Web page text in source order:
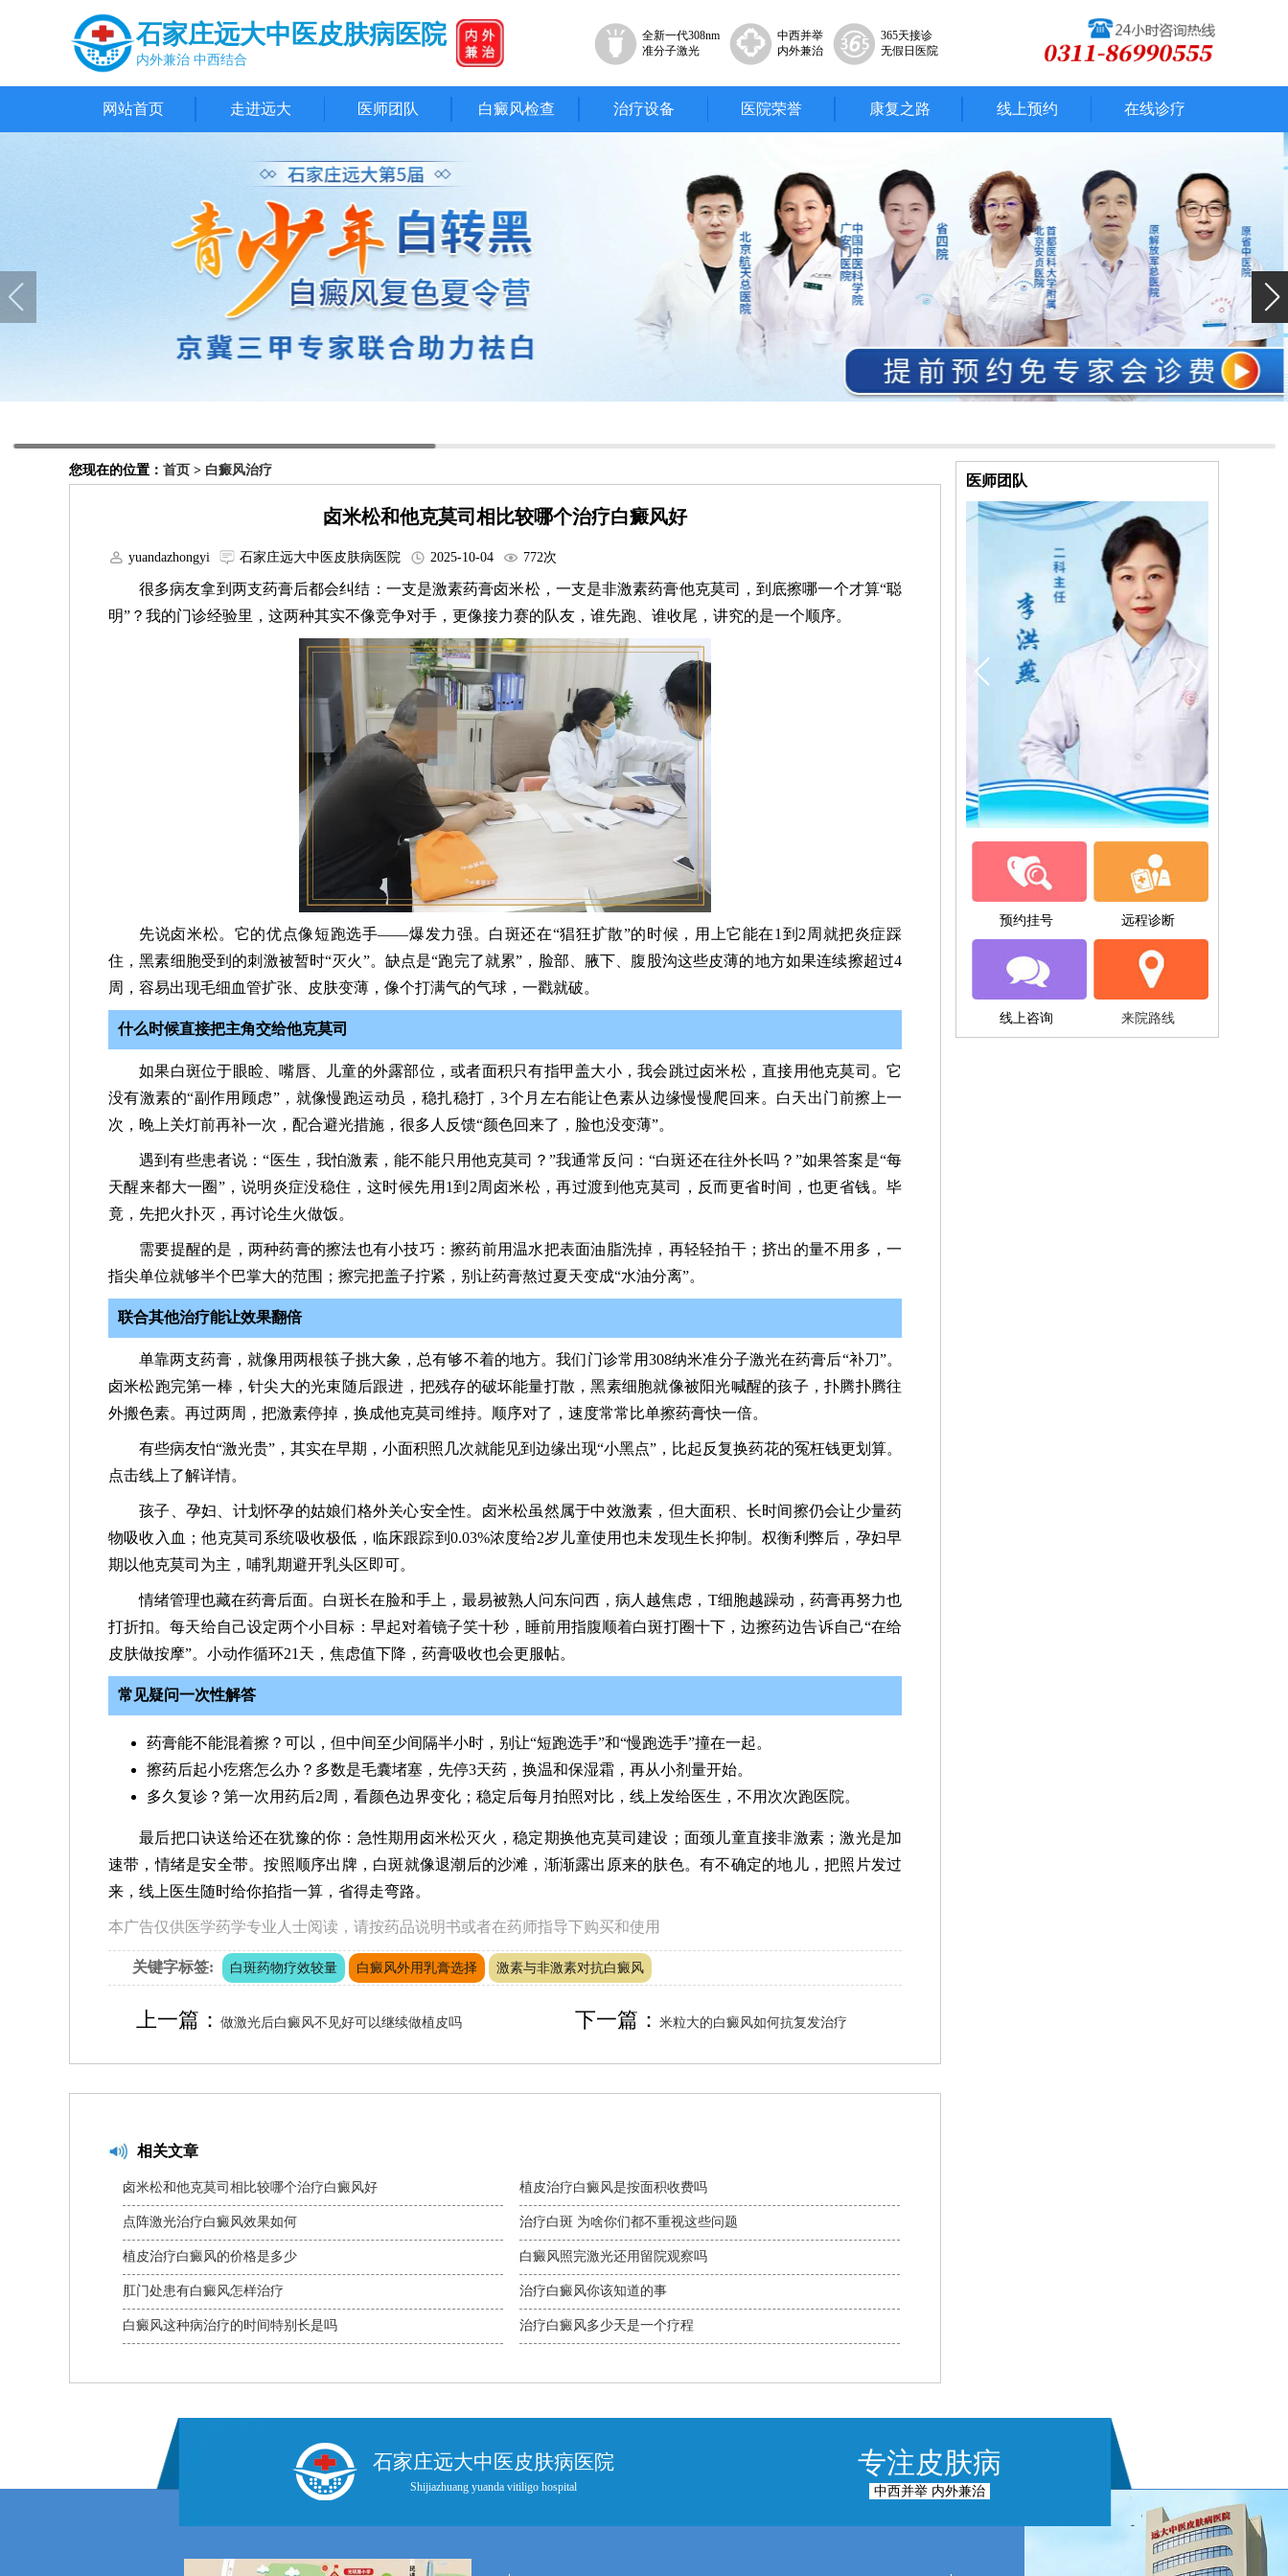
石家庄远大中医皮肤病医院
内外兼治 中西结合
全新一代308nm
准分子激光
中西并举
内外兼治
365天接诊
无假日医院
网站首页 走进远大 医师团队 白癜风检查 治疗设备 医院荣誉 康复之路 线上预约 在线诊疗
您现在的位置： 首页 > 白癜风治疗
卤米松和他克莫司相比较哪个治疗白癜风好
yuandazhongyi 石家庄远大中医皮肤病医院 2025-10-04 772次
很多病友拿到两支药膏后都会纠结：一支是激素药膏卤米松，一支是非激素药膏他克莫司，到底擦哪一个才算“聪
明”？我的门诊经验里，这两种其实不像竞争对手，更像接力赛的队友，谁先跑、谁收尾，讲究的是一个顺序。
先说卤米松。它的优点像短跑选手——爆发力强。白斑还在“猖狂扩散”的时候，用上它能在1到2周就把炎症踩
住，黑素细胞受到的刺激被暂时“灭火”。缺点是“跑完了就累”，脸部、腋下、腹股沟这些皮薄的地方如果连续擦超过4
周，容易出现毛细血管扩张、皮肤变薄，像个打满气的气球，一戳就破。
什么时候直接把主角交给他克莫司
如果白斑位于眼睑、嘴唇、儿童的外露部位，或者面积只有指甲盖大小，我会跳过卤米松，直接用他克莫司。它
没有激素的“副作用顾虑”，就像慢跑运动员，稳扎稳打，3个月左右能让色素从边缘慢慢爬回来。白天出门前擦上一
次，晚上关灯前再补一次，配合避光措施，很多人反馈“颜色回来了，脸也没变薄”。
遇到有些患者说：“医生，我怕激素，能不能只用他克莫司？”我通常反问：“白斑还在往外长吗？”如果答案是“每
天醒来都大一圈”，说明炎症没稳住，这时候先用1到2周卤米松，再过渡到他克莫司，反而更省时间，也更省钱。毕
竟，先把火扑灭，再讨论生火做饭。
需要提醒的是，两种药膏的擦法也有小技巧：擦药前用温水把表面油脂洗掉，再轻轻拍干；挤出的量不用多，一
指尖单位就够半个巴掌大的范围；擦完把盖子拧紧，别让药膏熬过夏天变成“水油分离”。
联合其他治疗能让效果翻倍
单靠两支药膏，就像用两根筷子挑大象，总有够不着的地方。我们门诊常用308纳米准分子激光在药膏后“补刀”。
卤米松跑完第一棒，针尖大的光束随后跟进，把残存的破坏能量打散，黑素细胞就像被阳光喊醒的孩子，扑腾扑腾往
外搬色素。再过两周，把激素停掉，换成他克莫司维持。顺序对了，速度常常比单擦药膏快一倍。
有些病友怕“激光贵”，其实在早期，小面积照几次就能见到边缘出现“小黑点”，比起反复换药花的冤枉钱更划算。
点击线上了解详情。
孩子、孕妇、计划怀孕的姑娘们格外关心安全性。卤米松虽然属于中效激素，但大面积、长时间擦仍会让少量药
物吸收入血；他克莫司系统吸收极低，临床跟踪到0.03%浓度给2岁儿童使用也未发现生长抑制。权衡利弊后，孕妇早
期以他克莫司为主，哺乳期避开乳头区即可。
情绪管理也藏在药膏后面。白斑长在脸和手上，最易被熟人问东问西，病人越焦虑，T细胞越躁动，药膏再努力也
打折扣。每天给自己设定两个小目标：早起对着镜子笑十秒，睡前用指腹顺着白斑打圈十下，边擦药边告诉自己“在给
皮肤做按摩”。小动作循环21天，焦虑值下降，药膏吸收也会更服帖。
常见疑问一次性解答
药膏能不能混着擦？可以，但中间至少间隔半小时，别让“短跑选手”和“慢跑选手”撞在一起。
擦药后起小疙瘩怎么办？多数是毛囊堵塞，先停3天药，换温和保湿霜，再从小剂量开始。
多久复诊？第一次用药后2周，看颜色边界变化；稳定后每月拍照对比，线上发给医生，不用次次跑医院。
最后把口诀送给还在犹豫的你：急性期用卤米松灭火，稳定期换他克莫司建设；面颈儿童直接非激素；激光是加
速带，情绪是安全带。按照顺序出牌，白斑就像退潮后的沙滩，渐渐露出原来的肤色。有不确定的地儿，把照片发过
来，线上医生随时给你掐指一算，省得走弯路。
本广告仅供医学药学专业人士阅读，请按药品说明书或者在药师指导下购买和使用
关键字标签: 白斑药物疗效较量 白癜风外用乳膏选择 激素与非激素对抗白癜风
上一篇： 做激光后白癜风不见好可以继续做植皮吗 下一篇：米粒大的白癜风如何抗复发治疗
相关文章
卤米松和他克莫司相比较哪个治疗白癜风好
点阵激光治疗白癜风效果如何
植皮治疗白癜风的价格是多少
肛门处患有白癜风怎样治疗
白癜风这种病治疗的时间特别长是吗
植皮治疗白癜风是按面积收费吗
治疗白斑 为啥你们都不重视这些问题
白癜风照完激光还用留院观察吗
治疗白癜风你该知道的事
治疗白癜风多少天是一个疗程
医师团队
预约挂号 远程诊断
线上咨询 来院路线
石家庄远大中医皮肤病医院
Shijiazhuang yuanda vitiligo hospital
专注皮肤病
中西并举 内外兼治